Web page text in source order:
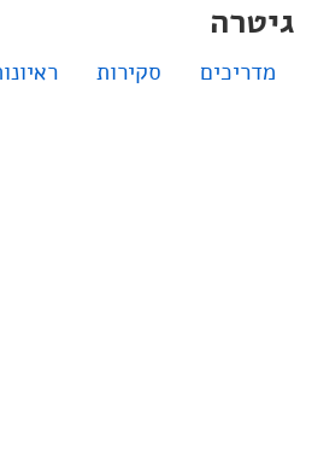
גיטרה
מדריכים סקירות